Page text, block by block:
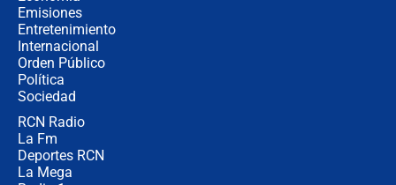
Emisiones
Entretenimiento
Internacional
Orden Público
Política
Sociedad
RCN Radio
La Fm
Deportes RCN
La Mega